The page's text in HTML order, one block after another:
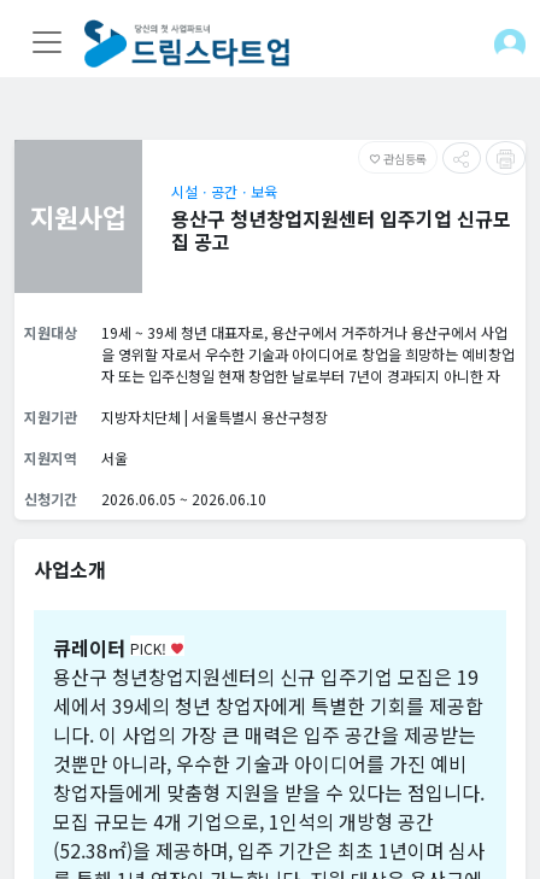
favorite_border 관심등록
지원사업
시설ㆍ공간ㆍ보육
용산구 청년창업지원센터 입주기업 신규모
집 공고
지원대상
19세 ~ 39세 청년 대표자로, 용산구에서 거주하거나 용산구에서 사업
을 영위할 자로서 우수한 기술과 아이디어로 창업을 희망하는 예비창업
자 또는 입주신청일 현재 창업한 날로부터 7년이 경과되지 아니한 자
지원기관
지방자치단체 | 서울특별시 용산구청장
지원지역
서울
신청기간
2026.06.05 ~ 2026.06.10
사업소개
큐레이터 PICK! favorite
용산구 청년창업지원센터의 신규 입주기업 모집은 19
세에서 39세의 청년 창업자에게 특별한 기회를 제공합
니다. 이 사업의 가장 큰 매력은 입주 공간을 제공받는
것뿐만 아니라, 우수한 기술과 아이디어를 가진 예비
창업자들에게 맞춤형 지원을 받을 수 있다는 점입니다.
모집 규모는 4개 기업으로, 1인석의 개방형 공간
(52.38㎡)을 제공하며, 입주 기간은 최초 1년이며 심사